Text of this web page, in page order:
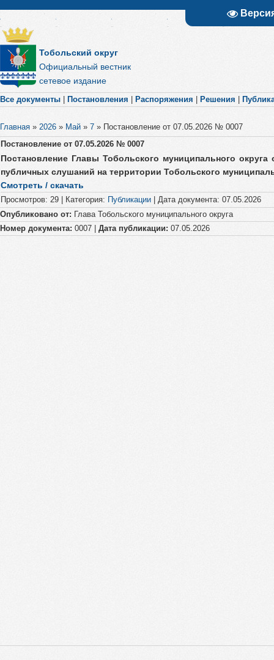
Тобольский округ
Официальный вестник
сетевое издание
Все документы Постановления Распоряжения Решения
Главная » 2026 » Май » 7 » Постановление от 07.05.2026 № 0007
Постановление от 07.05.2026 № 0007
Постановление Главы Тобольского муниципального
публичных слушаний на территории Тобольского
Смотреть / скачать
Просмотров: 29 Категория: Публикации Дата документа: 07.05.2026
Опубликовано от: Глава Тобольского муниципального округа
Номер документа: 0007 | Дата публикации: 07.05.2026